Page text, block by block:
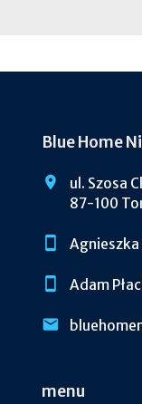
Blue Home
ul. Szosa
87-100
Agnieszka
Adam
menu